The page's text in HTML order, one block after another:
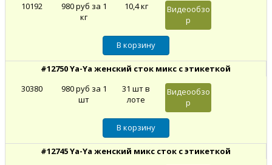
10192
980 руб за 1
кг
10,4 кг
Видеообзо
р
#12750 Ya-Ya женский сток микс с этикеткой
30380
980 руб за 1
шт
31 шт в
лоте
Видеообзо
р
#12745 Ya-Ya женский микс сток с этикеткой